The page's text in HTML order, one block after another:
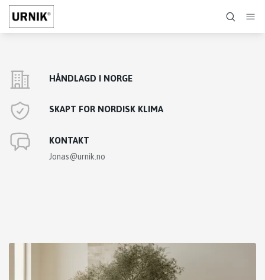
HÅNDLAGD I NORGE
SKAPT FOR NORDISK KLIMA
KONTAKT
Jonas@urnik.no